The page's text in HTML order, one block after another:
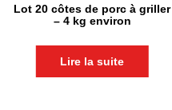
Lot 20 côtes de porc à griller
– 4 kg environ
Lire la suite